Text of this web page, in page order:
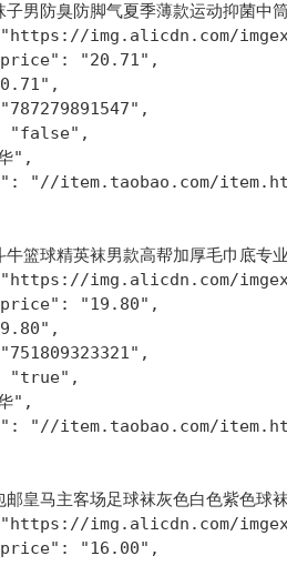
防臭防脚气夏季薄款运动抑菌中
img.alicdn.com/
"20.71",
"false",
",
"//item.taobao.com/
球精英袜男款高帮加厚毛巾底专
img.alicdn.com/
"19.80",
"true",
",
"//item.taobao.com/
马主客场足球袜灰色白色紫色球
img.alicdn.com/
"16.00",